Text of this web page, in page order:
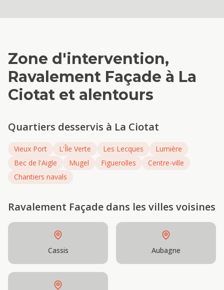
Zone d'intervention,
Ravalement Façade à La
Ciotat et alentours
Quartiers desservis à La Ciotat
Vieux Port L'Île Verte Les Lecques
Lumière
Bec de l'Aigle
Mugel Figuerolles
Centre-ville
Chantiers navals
Ravalement Façade dans les villes voisines
Cassis Aubagne